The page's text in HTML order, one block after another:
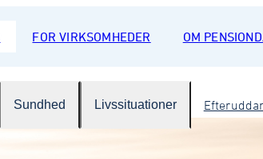
FOR VIRKSOMHEDER OM
Sundhed Livssituationer